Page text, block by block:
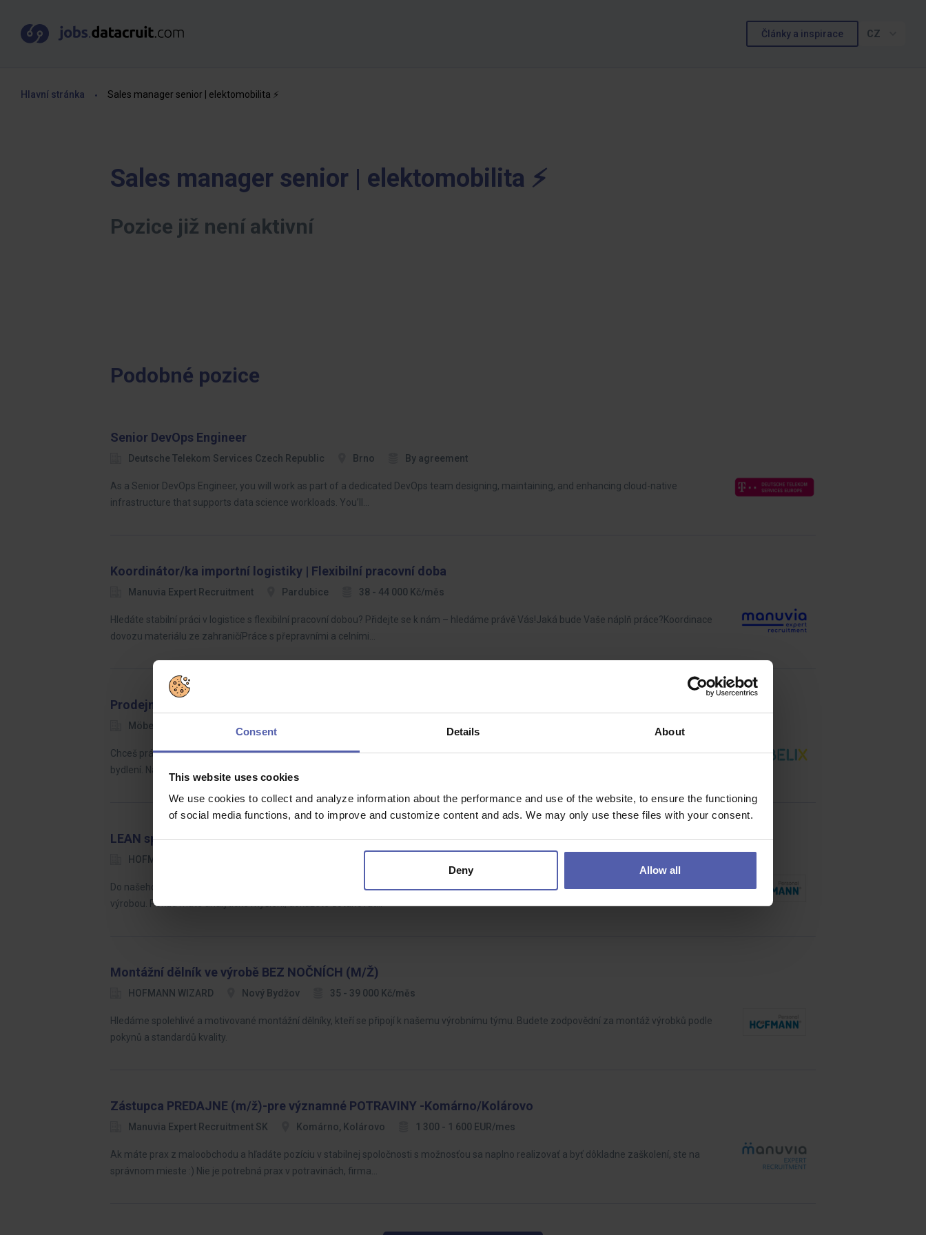
Consent Details About
This website uses cookies
We use cookies to collect and analyze information about the performance and use of the website, to ensure the functioning
of social media functions, and to improve and customize content and ads. We may only use these files with your consent.
Deny Allow all
Články a inspirace CZ
Hlavní stránka Sales manager senior | elektomobilita ⚡️
Sales manager senior | elektomobilita ⚡️
Pozice již není aktivní
Podobné pozice
Senior DevOps Engineer
Deutsche Telekom Services Czech Republic Brno By agreement
As a Senior DevOps Engineer, you will work as part of a dedicated DevOps team designing, maintaining, and enhancing cloud-native
infrastructure that supports data science workloads. You’ll…
Koordinátor/ka importní logistiky | Flexibilní pracovní doba
Manuvia Expert Recruitment Pardubice 38 - 44 000 Kč/měs
Hledáte stabilní práci v logistice s flexibilní pracovní dobou? Přidejte se k nám – hledáme právě Vás!Jaká bude Vaše náplň práce?Koordinace
dovozu materiálu ze zahraničíPráce s přepravními a celními…
Prodejní poradce nábytku Möbelix Ústí nad Labem
Möbelix Ústí nad Labem
Chceš práci, kde nejde jen o prodej, ale o vytvoření domova? Naši zákazníci nehledají jen nábytek, ale také inspiraci a rady, jak proměnit své
bydlení. Naší výzvou je naladit se na jejich potřeby tak…
LEAN specialista (ž/m)
HOFMANN WIZARD
Do našeho týmu hledáme LEAN technika, který bude aktivně rozvíjet výrobní procesy, řídit zlepšovací projekty a spolupracovat s kolegy napříč
výrobou. Pokud máte analytické myšlení, dokážete dotahovat…
Montážní dělník ve výrobě BEZ NOČNÍCH (M/Ž)
HOFMANN WIZARD Nový Bydžov 35 - 39 000 Kč/měs
Hledáme spolehlivé a motivované montážní dělníky, kteří se připojí k našemu výrobnímu týmu. Budete zodpovědní za montáž výrobků podle
pokynů a standardů kvality.
Zástupca PREDAJNE (m/ž)-pre významné POTRAVINY -Komárno/Kolárovo
Manuvia Expert Recruitment SK Komárno, Kolárovo 1 300 - 1 600 EUR/mes
Ak máte prax z maloobchodu a hľadáte pozíciu v stabilnej spoločnosti s možnosťou sa naplno realizovať a byť dôkladne zaškolení, ste na
správnom mieste :) Nie je potrebná prax v potravinách, firma…